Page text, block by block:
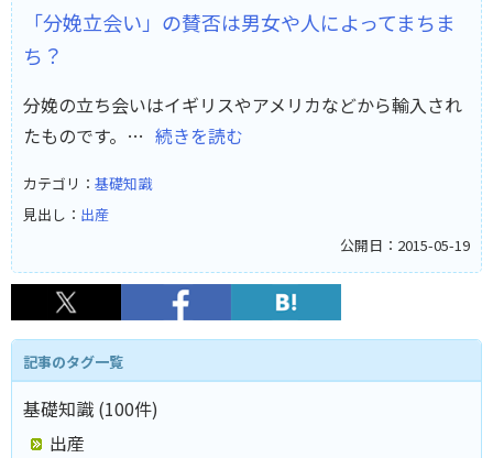
「分娩立会い」の賛否は男女や人によってまちま
ち？
分娩の立ち会いはイギリスやアメリカなどから輸入され
たものです。… 続きを読む
カテゴリ： 基礎知識
見出し： 出産
公開日：2015-05-19
記事のタグ一覧
基礎知識 (100件)
出産